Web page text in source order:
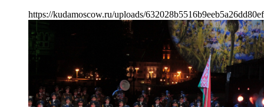
https://kudamoscow.ru/uploads/